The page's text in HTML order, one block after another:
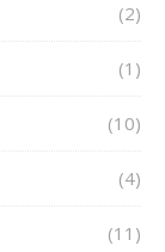
(2)
(1)
(10)
(4)
(11)